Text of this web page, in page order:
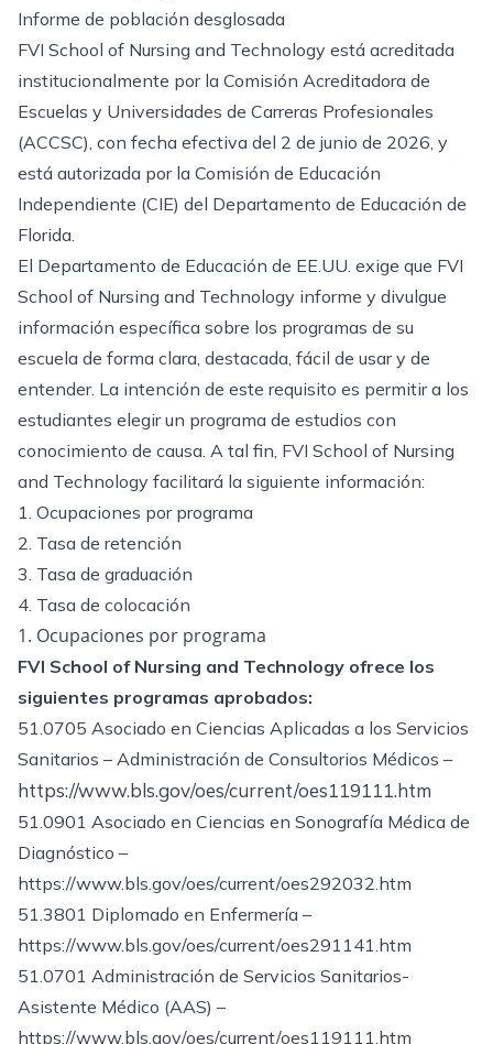
Informe de población desglosada
FVI School of Nursing and Technology está acreditada
institucionalmente por la Comisión Acreditadora de
Escuelas y Universidades de Carreras Profesionales
(ACCSC), con fecha efectiva del 2 de junio de 2026, y
está autorizada por la Comisión de Educación
Independiente (CIE) del Departamento de Educación de
Florida.
El Departamento de Educación de EE.UU. exige que FVI
School of Nursing and Technology informe y divulgue
información específica sobre los programas de su
escuela de forma clara, destacada, fácil de usar y de
entender. La intención de este requisito es permitir a los
estudiantes elegir un programa de estudios con
conocimiento de causa. A tal fin, FVI School of Nursing
and Technology facilitará la siguiente información:
1. Ocupaciones por programa
2. Tasa de retención
3. Tasa de graduación
4. Tasa de colocación
1. Ocupaciones por programa
FVI School of Nursing and Technology ofrece los
siguientes programas aprobados:
51.0705 Asociado en Ciencias Aplicadas a los Servicios
Sanitarios – Administración de Consultorios Médicos –
https://www.bls.gov/oes/current/oes119111.htm
51.0901 Asociado en Ciencias en Sonografía Médica de
Diagnóstico –
https://www.bls.gov/oes/current/oes292032.htm
51.3801 Diplomado en Enfermería –
https://www.bls.gov/oes/current/oes291141.htm
51.0701 Administración de Servicios Sanitarios-
Asistente Médico (AAS) –
https://www.bls.gov/oes/current/oes119111.htm